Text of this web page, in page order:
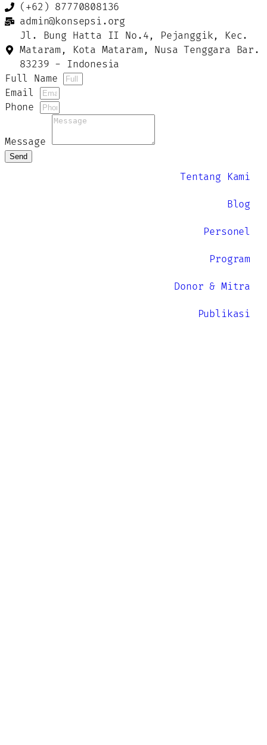
(+62) 87770808136
admin@konsepsi.org
Jl. Bung Hatta II No.4, Pejanggik, Kec.
Mataram, Kota Mataram, Nusa Tenggara Bar.
83239 - Indonesia
Full Name
Email
Phone
Message
Send
Tentang Kami
Blog
Personel
Program
Donor & Mitra
Publikasi